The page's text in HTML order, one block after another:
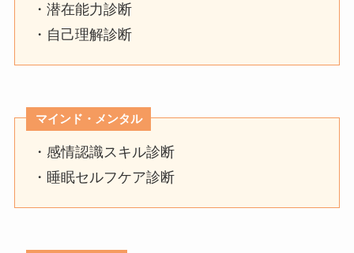
・潜在能力診断
・自己理解診断
マインド・メンタル
・感情認識スキル診断
・睡眠セルフケア診断